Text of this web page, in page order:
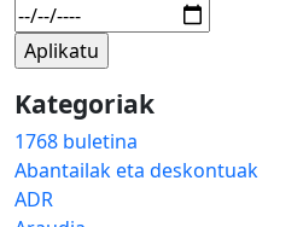
Kategoriak
1768 buletina
Abantailak eta deskontuak
ADR